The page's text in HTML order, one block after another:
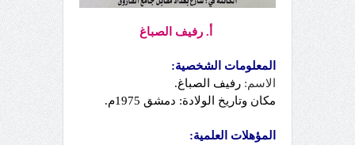
أ. رفيف الصباغ
المعلومات الشخصية:
الاسم: رفيف الصباغ.
مكان وتاريخ الولادة: دمشق 1975م.
المؤهلات العلمية: